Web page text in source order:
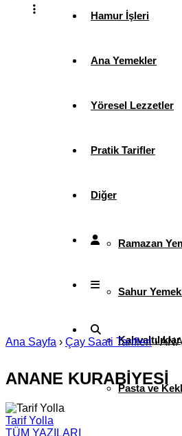
Hamur İşleri
Ana Yemekler
Yöresel Lezzetler
Pratik Tarifler
Diğer
Ramazan
Sahur
Kahvaltılıklar
Pasta ve
Ana Sayfa › Çay Saati Tarifleri›
ANANE KURABİYESİ
Tarif Yolla
TÜM YAZILARI